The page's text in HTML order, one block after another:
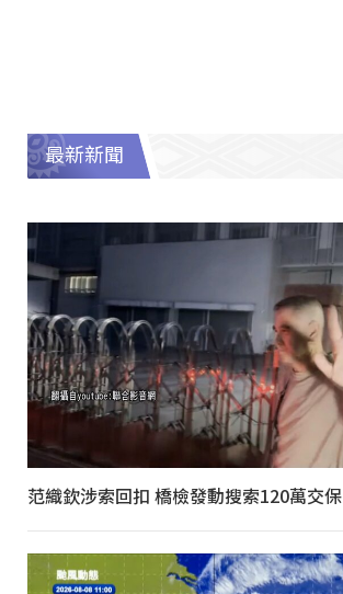
最新新聞
范織欽涉索回扣 橋檢發動搜索120萬交保